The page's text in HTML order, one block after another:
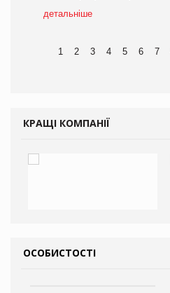
детальніше
1 2 3 4 5 6 7
КРАЩІ КОМПАНІЇ
ОСОБИСТОСТІ